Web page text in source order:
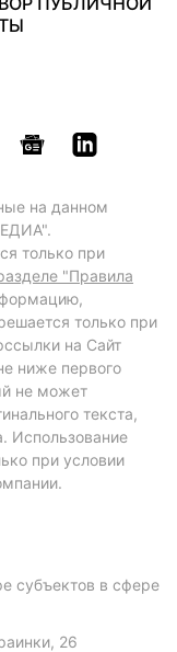
на данном
только при
"Правила
только при
на Сайт
ниже первого
не может
текста,
Использование
при условии
субъектов в сфере
26